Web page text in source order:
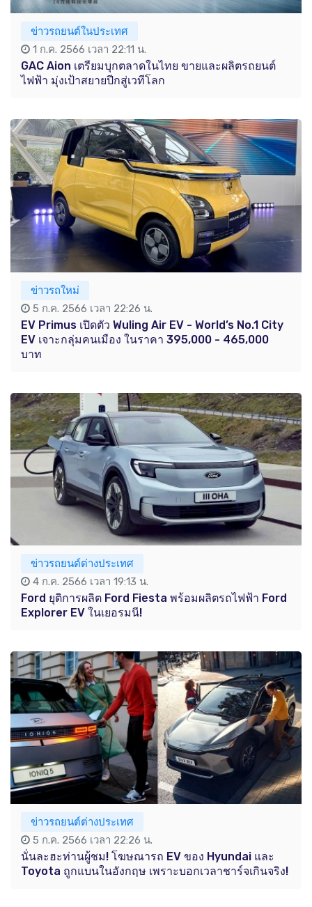
ข่าวรถยนต์ในประเทศ
1 ก.ค. 2566 เวลา 22:11 น.
GAC Aion เตรียมบุกตลาดในไทย ขายและผลิตรถยนต์
ไฟฟ้า มุ่งเป้าสยายปีกสู่เวทีโลก
ข่าวรถใหม่
5 ก.ค. 2566 เวลา 22:26 น.
EV Primus เปิดตัว Wuling Air EV - World’s No.1 City
EV เจาะกลุ่มคนเมือง ในราคา 395,000 - 465,000
บาท
ข่าวรถยนต์ต่างประเทศ
4 ก.ค. 2566 เวลา 19:13 น.
Ford ยุติการผลิต Ford Fiesta พร้อมผลิตรถไฟฟ้า Ford
Explorer EV ในเยอรมนี!
ข่าวรถยนต์ต่างประเทศ
5 ก.ค. 2566 เวลา 22:26 น.
นั่นละฮะท่านผู้ชม! โฆษณารถ EV ของ Hyundai และ
Toyota ถูกแบนในอังกฤษ เพราะบอกเวลาชาร์จเกินจริง!